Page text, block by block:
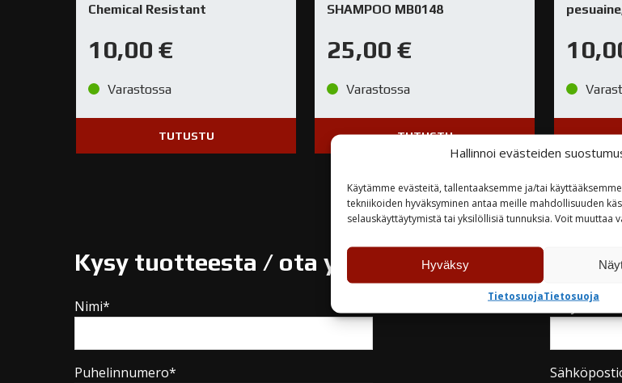
Hallinnoi evästeiden
Käytämme evästeitä, tallentaaksemme ja/tai
tekniikoiden hyväksyminen antaa meille mahdollisuuden
selauskäyttäytymistä tai yksilöllisiä tunnuksia. Voit muuttaa
Hyväksy
TietosuojaTietosuoja
Chemical Resistant
10,00 €
Varastossa
TUTUSTU
SHAMPOO MB0148
25,00€
Varastossa
TUTUSTU
Kysy tuotteesta / ota yhteyttä
Nimi* Yritys
Puhelinnumero*